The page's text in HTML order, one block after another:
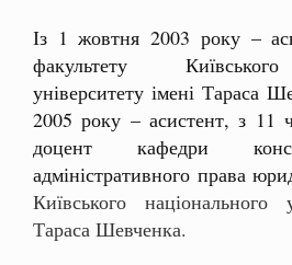
Із 1 жовтня 2003 року –
факультету
університету імені Тараса
2005 року – асистент, з 11
доцент кафедри
адміністративного права
Київського національного
Тараса Шевченка.